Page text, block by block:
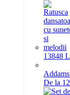
13848
De la